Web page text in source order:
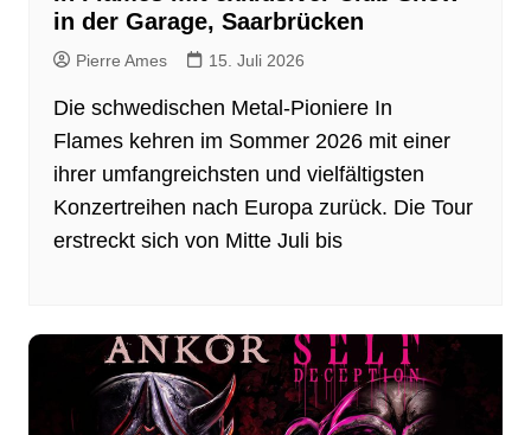
in der Garage, Saarbrücken
Pierre Ames 15. Juli 2026
Die schwedischen Metal-Pioniere In
Flames kehren im Sommer 2026 mit einer
ihrer umfangreichsten und vielfältigsten
Konzertreihen nach Europa zurück. Die Tour
erstreckt sich von Mitte Juli bis